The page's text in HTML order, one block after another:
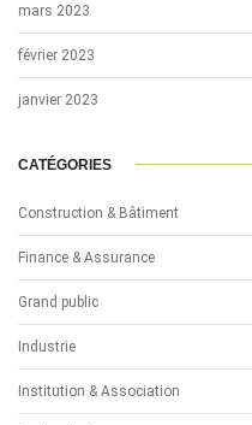
mars 2023
février 2023
janvier 2023
CATÉGORIES
Construction & Bâtiment
Finance & Assurance
Grand public
Industrie
Institution & Association